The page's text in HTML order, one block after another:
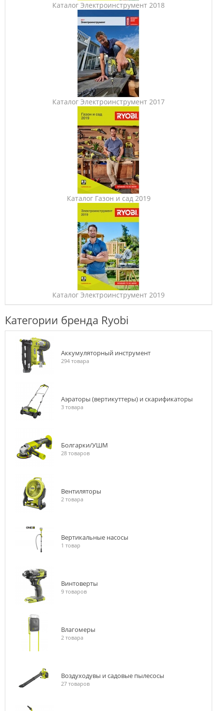
Каталог Электроинструмент 2018
Каталог Электроинструмент 2017
Каталог Газон и сад 2019
Каталог Электроинструмент 2019
Категории бренда Ryobi
Аккумуляторный инструмент
294 товара
Аэраторы (вертикуттеры) и скарификаторы
3 товара
Болгарки/УШМ
28 товаров
Вентиляторы
2 товара
Вертикальные насосы
1 товар
Винтоверты
9 товаров
Влагомеры
2 товара
Воздуходувы и садовые пылесосы
27 товаров